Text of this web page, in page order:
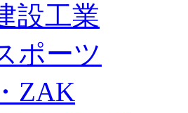
設工業
ポーツ
ZAK